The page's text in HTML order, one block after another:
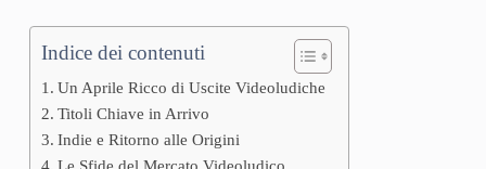
Indice dei contenuti
Un Aprile Ricco di Uscite Videoludiche
Titoli Chiave in Arrivo
Indie e Ritorno alle Origini
Le Sfide del Mercato Videoludico